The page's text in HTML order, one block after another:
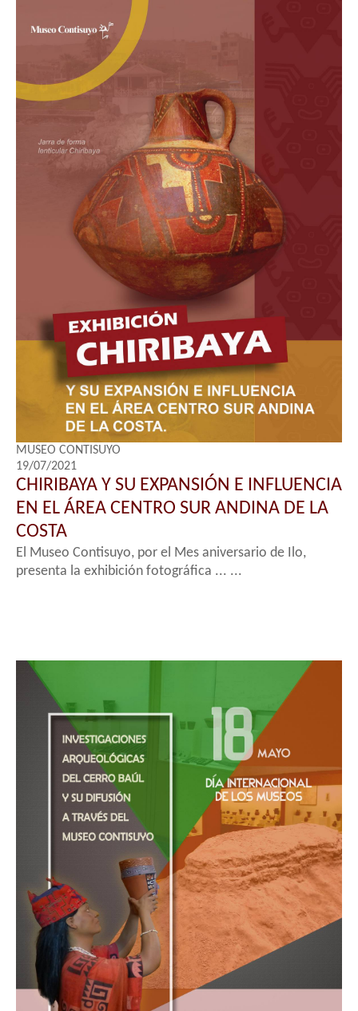
MUSEO CONTISUYO
19/07/2021
CHIRIBAYA Y SU EXPANSIÓN E INFLUENCIA
EN EL ÁREA CENTRO SUR ANDINA DE LA
COSTA
El Museo Contisuyo, por el Mes aniversario de Ilo,
presenta la exhibición fotográfica ... ...